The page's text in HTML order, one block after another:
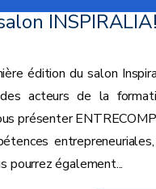
édition du salon
acteurs de la
présenter
pourrez également...